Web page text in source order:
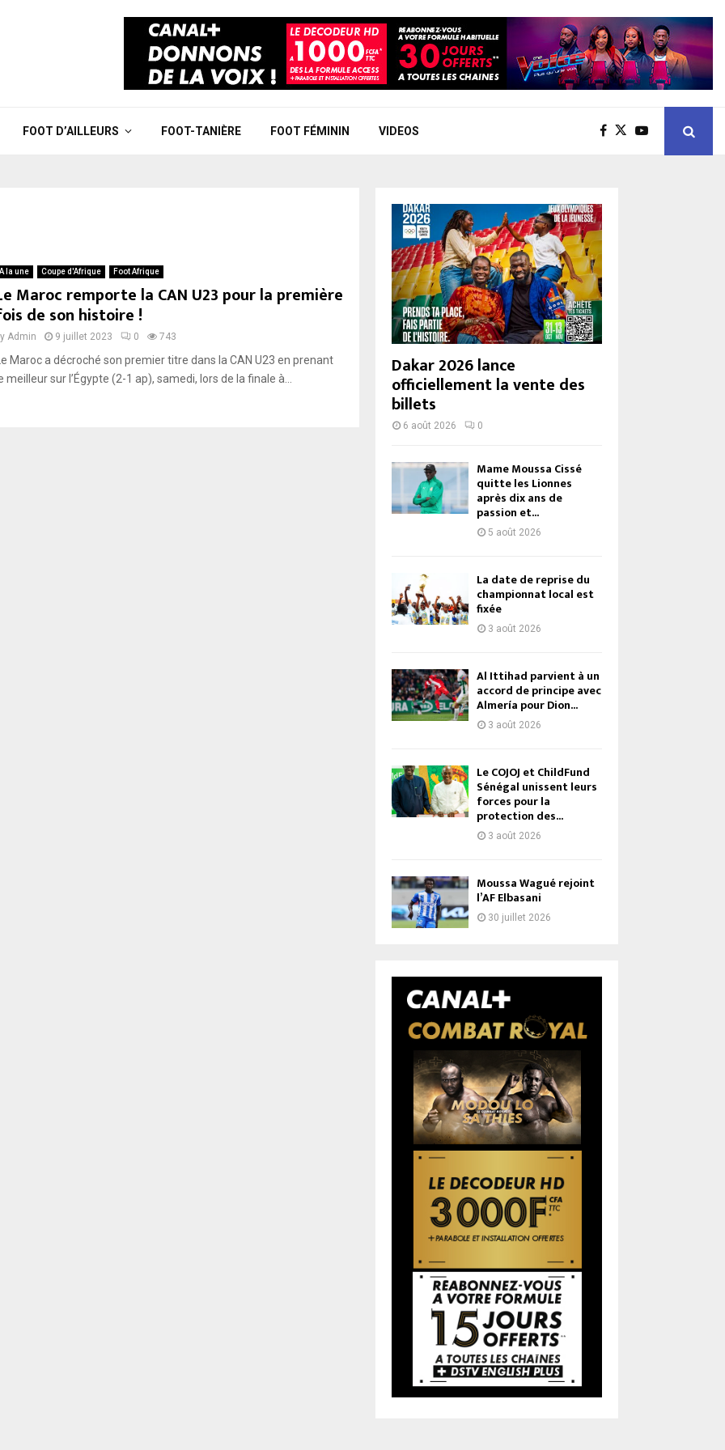
FOOT D’AILLEURS FOOT-TANIÈRE FOOT FÉMININ VIDEOS
A la une Coupe d'Afrique Foot Afrique
Maroc remporte la CAN U23 pour la première
de son histoire !
Admin 9 juillet 2023 0 743
Maroc a décroché son premier titre dans la CAN U23 en prenant
meilleur sur l’Égypte (2-1 ap), samedi, lors de la finale à...
Dakar 2026 lance
officiellement la vente des
billets
6 août 2026 0
Mame Moussa Cissé
quitte les Lionnes
après dix ans de
passion et...
5 août 2026
La date de reprise du
championnat local est
fixée
3 août 2026
Al Ittihad parvient à un
accord de principe avec
Almería pour Dion...
3 août 2026
Le COJOJ et ChildFund
Sénégal unissent leurs
forces pour la
protection des...
3 août 2026
Moussa Wagué rejoint
l’AF Elbasani
30 juillet 2026